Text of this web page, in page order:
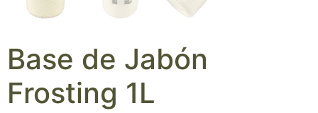
Base de Jabón
Frosting 1L